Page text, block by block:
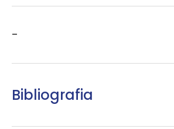
–
Bibliografia